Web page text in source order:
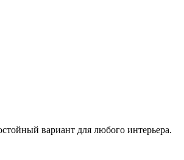
вариант для любого интерьера.